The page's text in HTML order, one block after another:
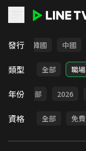
發行
日本 韓國 中國
類型 全部 職場
年份 全部 2026
資格 全部 免費